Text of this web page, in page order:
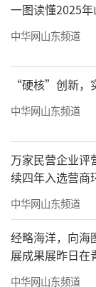
本次活
饮、冰雪场
场馆、旅游
减，商圈商
利活动，金
消费券、通
州天衢新区
联动特色街
一图读懂2025
中华网山东频道
“硬核”创新，
中华网山东频道
万家民营企业
续四年入选营商
中华网山东频道
经略海洋，向
展成果展昨日在
中华网山东频道